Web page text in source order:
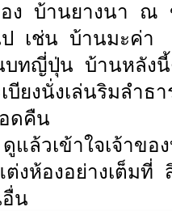
ง บ้านยางนา ณ
ป เช่น บ้านมะค่า
ทญี่ปุ่น บ้านหลังนี้
ยงนั่งเล่นริมลำธ
ดคืน
ล้วเข้าใจเจ้าข
งห้องอย่างเต็มที่
น